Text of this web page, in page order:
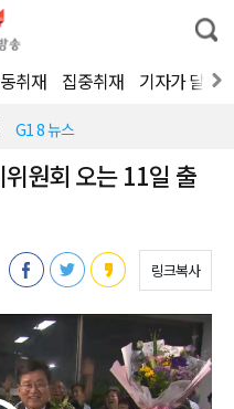
통
합
색
취재 집중취재 기자가 달려
G1 8 뉴스
원회 오는 11일 출
링크복사